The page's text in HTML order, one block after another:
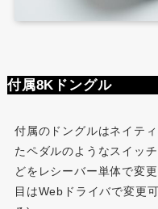
付属8Kドングル
付属のドングルはネイテ
たペダルのようなスイッ
どをレシーバー単体で変
目はWebドライバで変更